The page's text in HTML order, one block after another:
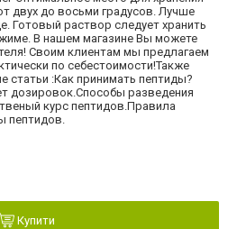
двух до восьми градусов. Лучше
Готовый раствор следует хранить
В нашем магазине Вы можете
Своим клиентам мы предлагаем
по себестоимости!Также
статьи :Как принимать пептиды?
дозировок.Способы разведения
курс пептидов.Правила
пептидов.
Купити